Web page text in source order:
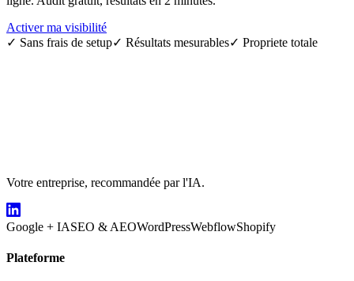
Activer ma visibilité
✓ Sans frais de setup✓ Résultats mesurables✓ Propriete totale
Votre entreprise, recommandée par l'IA.
Google + IASEO & AEOWordPressWebflowShopify
Plateforme